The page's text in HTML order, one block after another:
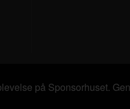
på Sponsorhuset.